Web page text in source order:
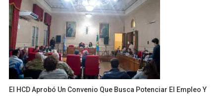
El HCD Aprobó Un Convenio Que Busca Potenciar El Empleo Y